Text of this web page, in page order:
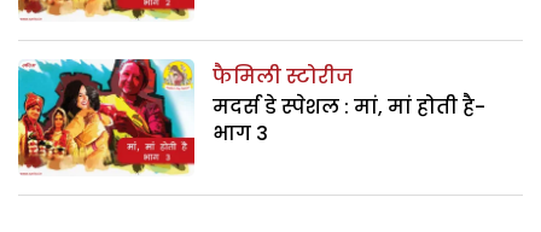
फैमिली स्टोरीज
मदर्स डे स्पेशल : मां, मां होती है-
भाग 3